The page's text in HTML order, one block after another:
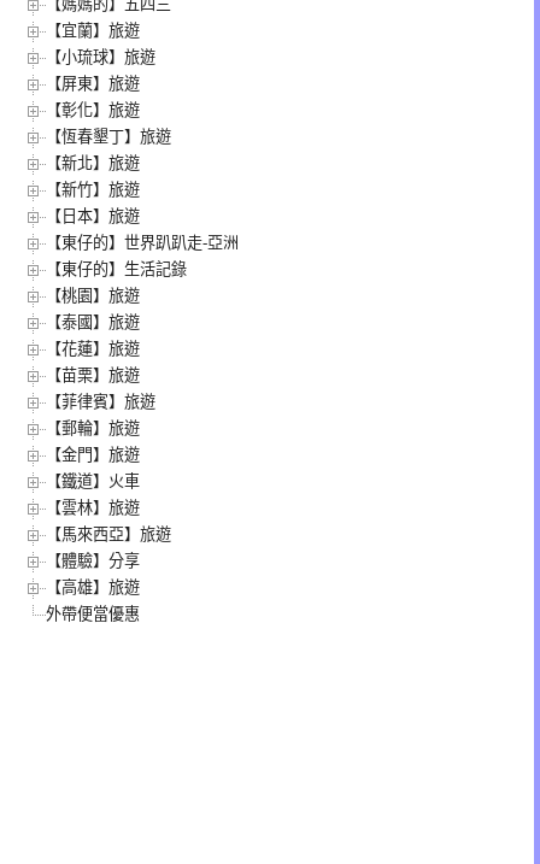
【媽媽的】五四三
【宜蘭】旅遊
【小琉球】旅遊
【屏東】旅遊
【彰化】旅遊
【恆春墾丁】旅遊
【新北】旅遊
【新竹】旅遊
【日本】旅遊
【東仔的】世界趴趴走-亞洲
【東仔的】生活記錄
【桃園】旅遊
【泰國】旅遊
【花蓮】旅遊
【苗栗】旅遊
【菲律賓】旅遊
【郵輪】旅遊
【金門】旅遊
【鐵道】火車
【雲林】旅遊
【馬來西亞】旅遊
【體驗】分享
【高雄】旅遊
外帶便當優惠